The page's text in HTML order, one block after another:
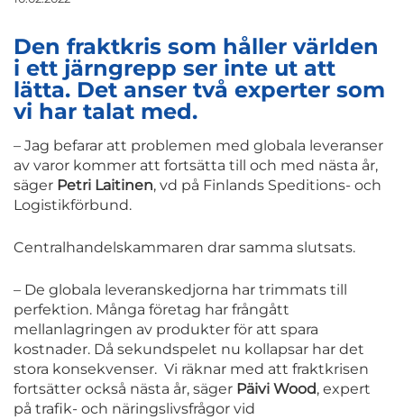
Den fraktkris som håller världen
i ett järngrepp ser inte ut att
lätta. Det anser två experter som
vi har talat med.
– Jag befarar att problemen med globala leveranser
av varor kommer att fortsätta till och med nästa år,
säger Petri Laitinen, vd på Finlands Speditions- och
Logistikförbund.
Centralhandelskammaren drar samma slutsats.
– De globala leveranskedjorna har trimmats till
perfektion. Många företag har frångått
mellanlagringen av produkter för att spara
kostnader. Då sekundspelet nu kollapsar har det
stora konsekvenser. Vi räknar med att fraktkrisen
fortsätter också nästa år, säger Päivi Wood, expert
på trafik- och näringslivsfrågor vid